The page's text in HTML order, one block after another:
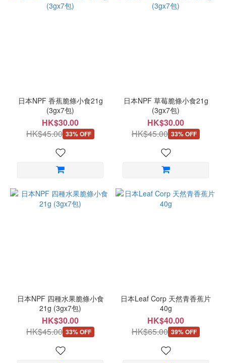
日本NPF 香蕉脆條小食21g
(3gx7包)
HK$30.00
HK$45.00 33% OFF
日本NPF 草莓脆條小食21g
(3gx7包)
HK$30.00
HK$45.00 33% OFF
日本NPF 四種水果脆條小食
21g (3gx7包)
HK$30.00
HK$45.00 33% OFF
日本Leaf Corp 天然青香蕉片
40g
HK$40.00
HK$65.00 39% OFF